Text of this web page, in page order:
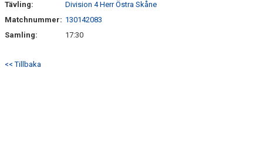
Tävling:
Division 4 Herr Östra Skåne
Matchnummer: 130142083
Samling:
17:30
<< Tillbaka